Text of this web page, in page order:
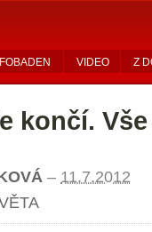
VIDEO Z
končí.
– 11.7.2012